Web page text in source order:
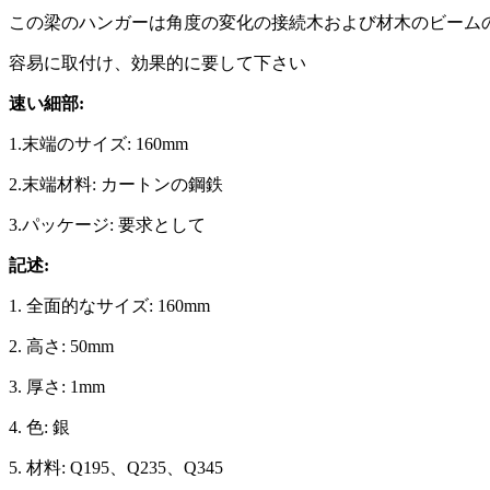
この梁のハンガーは角度の変化の接続木および材木のビーム
容易に取付け、効果的に要して下さい
速い細部:
1.末端のサイズ: 160mm
2.末端材料: カートンの鋼鉄
3.パッケージ: 要求として
記述:
1. 全面的なサイズ: 160mm
2. 高さ: 50mm
3. 厚さ: 1mm
4. 色: 銀
5. 材料: Q195、Q235、Q345